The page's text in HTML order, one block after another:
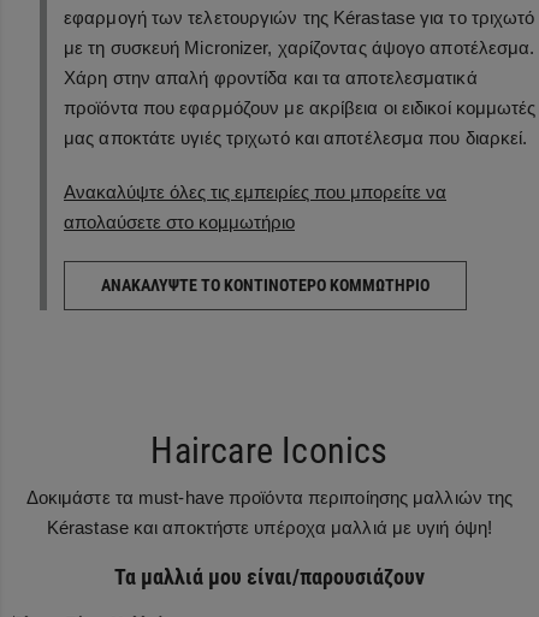
εφαρμογή των τελετουργιών της Kérastase για το τριχωτό
με τη συσκευή Micronizer, χαρίζοντας άψογο αποτέλεσμα.
Χάρη στην απαλή φροντίδα και τα αποτελεσματικά
προϊόντα που εφαρμόζουν με ακρίβεια οι ειδικοί κομμωτές
μας αποκτάτε υγιές τριχωτό και αποτέλεσμα που διαρκεί.
Ανακαλύψτε όλες τις εμπειρίες που μπορείτε να
απολαύσετε στο κομμωτήριο
ΑΝΑΚΑΛΎΨΤΕ ΤΟ ΚΟΝΤΙΝΌΤΕΡΟ ΚΟΜΜΩΤΉΡΙΟ
Haircare Iconics
Δοκιμάστε τα must-have προϊόντα περιποίησης μαλλιών της
Kérastase και αποκτήστε υπέροχα μαλλιά με υγιή όψη!
Τα μαλλιά μου είναι/παρουσιάζουν